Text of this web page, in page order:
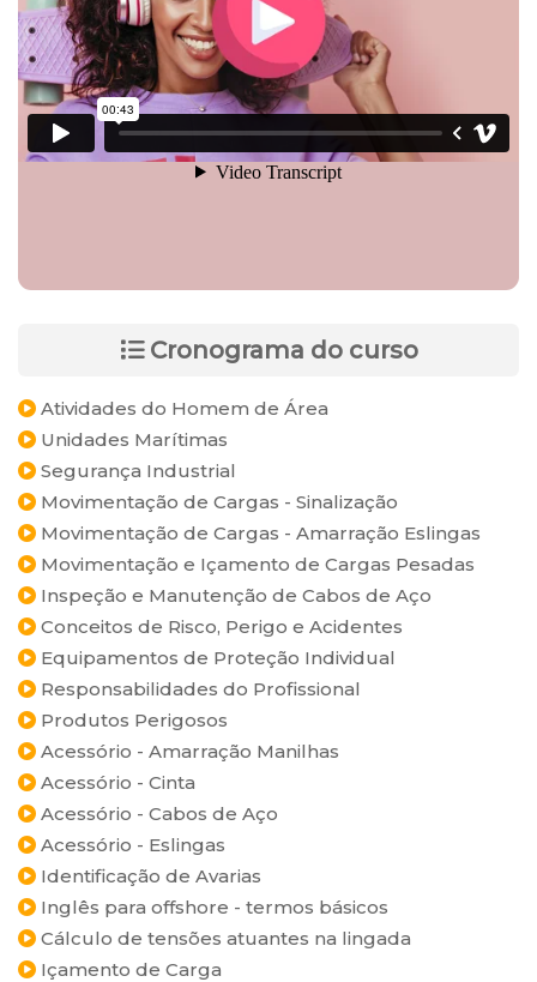
Cronograma do curso
Atividades do Homem de Área
Unidades Marítimas
Segurança Industrial
Movimentação de Cargas - Sinalização
Movimentação de Cargas - Amarração Eslingas
Movimentação e Içamento de Cargas Pesadas
Inspeção e Manutenção de Cabos de Aço
Conceitos de Risco, Perigo e Acidentes
Equipamentos de Proteção Individual
Responsabilidades do Profissional
Produtos Perigosos
Acessório - Amarração Manilhas
Acessório - Cinta
Acessório - Cabos de Aço
Acessório - Eslingas
Identificação de Avarias
Inglês para offshore - termos básicos
Cálculo de tensões atuantes na lingada
Içamento de Carga